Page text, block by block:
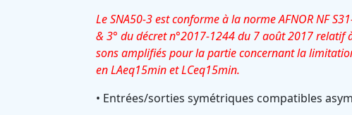
Le SNA50-3 est conforme à la norme AFNOR NF
& 3° du décret n°2017-1244 du 7 août 2017
sons amplifiés pour la partie concernant la
en LAeq15min et LCeq15min.
• Entrées/sorties symétriques compatibles